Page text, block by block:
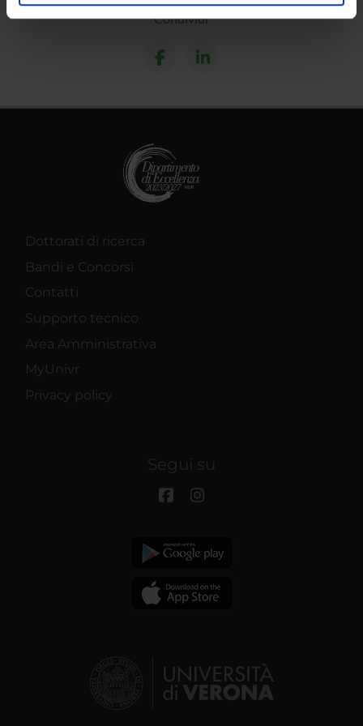
analizzare il nostro traffico. Condividiamo inoltre
informazioni sul modo in cui utilizzi il nostro sito con i
pubblicità e social media, i quali potrebbero combinarle
Condividi
Dottorati di ricerca
Bandi e Concorsi
Contatti
Supporto tecnico
Area Amministrativa
MyUnivr
Privacy policy
Segui su